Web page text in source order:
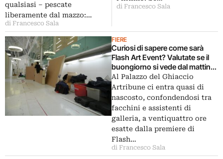
con sorriso a trentadue denti.
Pochi minuti e già si vende…
qualsiasi – pescate
liberamente dal mazzo:…
di Francesco Sala
carolingia, cedimenti di
di Francesco Sala
FIERE
Curiosi di sapere come sarà
Flash Art Event? Valutate se il
buongiorno si vede dal mattino
con l’esclusiva fotogallery
catturata, di nascosto, a
ventiquattro ore
dall’inaugurazione della nuova
fiera milanese
Al Palazzo del Ghiaccio
Artribune ci entra quasi di
nascosto, confondendosi tra
facchini e assistenti di
galleria, a ventiquattro ore
esatte dalla premiere di
Flash…
di Francesco Sala